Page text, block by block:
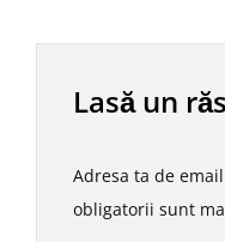
Lasă un
Adresa ta de
obligatorii sunt